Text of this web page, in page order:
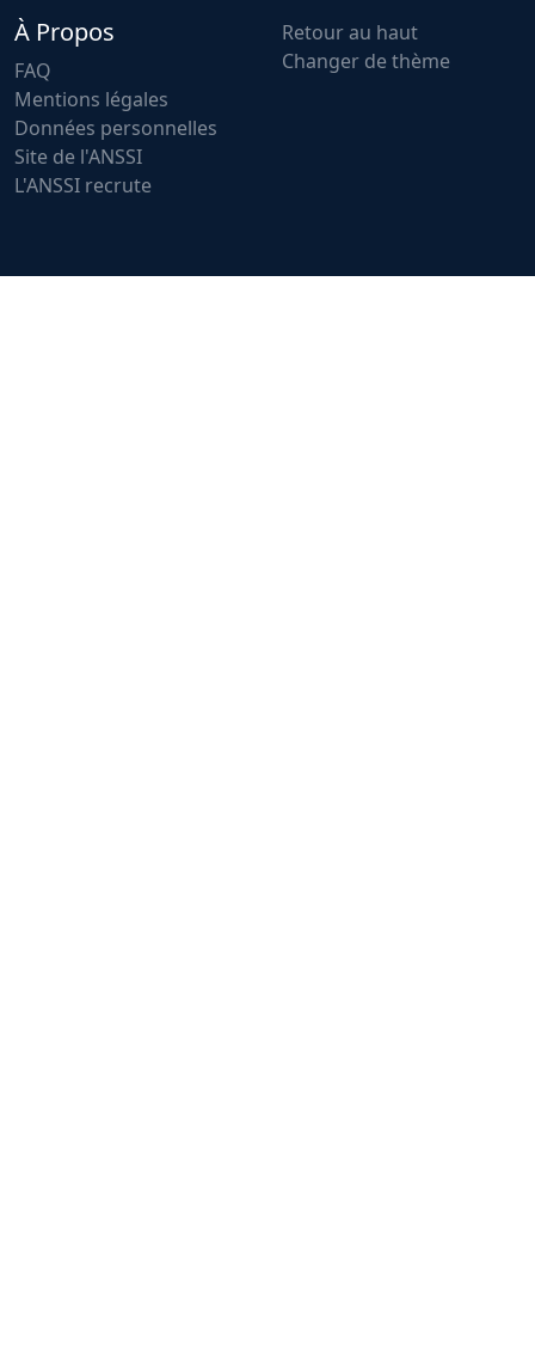
À Propos
FAQ
Mentions légales
Données personnelles
Site de l'ANSSI
L'ANSSI recrute
Retour au haut
Changer de thème